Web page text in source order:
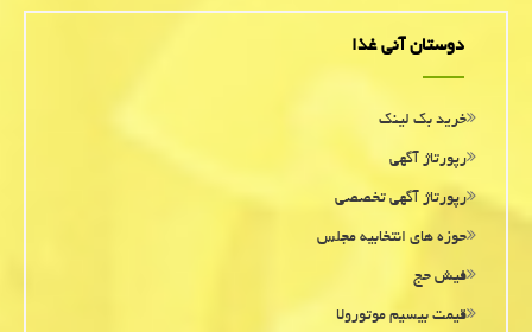
دوستان آنی غذا
خرید بک لینک
رپورتاژ آگهی
رپورتاژ آگهی تخصصی
حوزه های انتخابیه مجلس
فیش حج
قیمت بیسیم موتورولا